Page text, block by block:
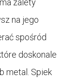
zalety
na jego
spośród
doskonale
metal. Spiek